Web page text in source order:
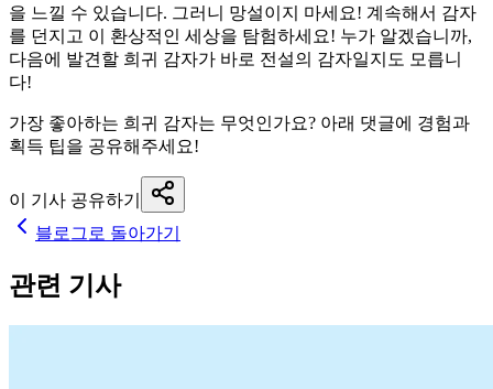
을 느낄 수 있습니다. 그러니 망설이지 마세요! 계속해서 감자
를 던지고 이 환상적인 세상을 탐험하세요! 누가 알겠습니까,
다음에 발견할 희귀 감자가 바로 전설의 감자일지도 모릅니
다!
가장 좋아하는 희귀 감자는 무엇인가요? 아래 댓글에 경험과
획득 팁을 공유해주세요!
이 기사 공유하기
블로그로 돌아가기
관련 기사